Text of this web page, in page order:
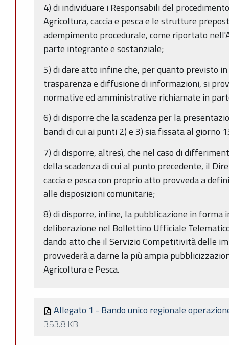
4) di individuare i Responsabili del
Agricoltura, caccia e pesca e le strutture
adempimento procedurale, come riportato
parte integrante e sostanziale;
5) di dare atto infine che, per quanto previsto
trasparenza e diffusione di informazioni, si
normative ed amministrative richiamate in
6) di disporre che la scadenza per la
bandi di cui ai punti 2) e 3) sia fissata al giorno
7) di disporre, altresì, che nel caso di
della scadenza di cui al punto precedente, il
caccia e pesca con proprio atto provveda a
alle disposizioni comunitarie;
8) di disporre, infine, la pubblicazione in forma
deliberazione nel Bollettino Ufficiale
dando atto che il Servizio Competitività delle
provvederà a darne la più ampia
Agricoltura e Pesca.
Allegato 1 - Bando unico regionale
353.8 KB